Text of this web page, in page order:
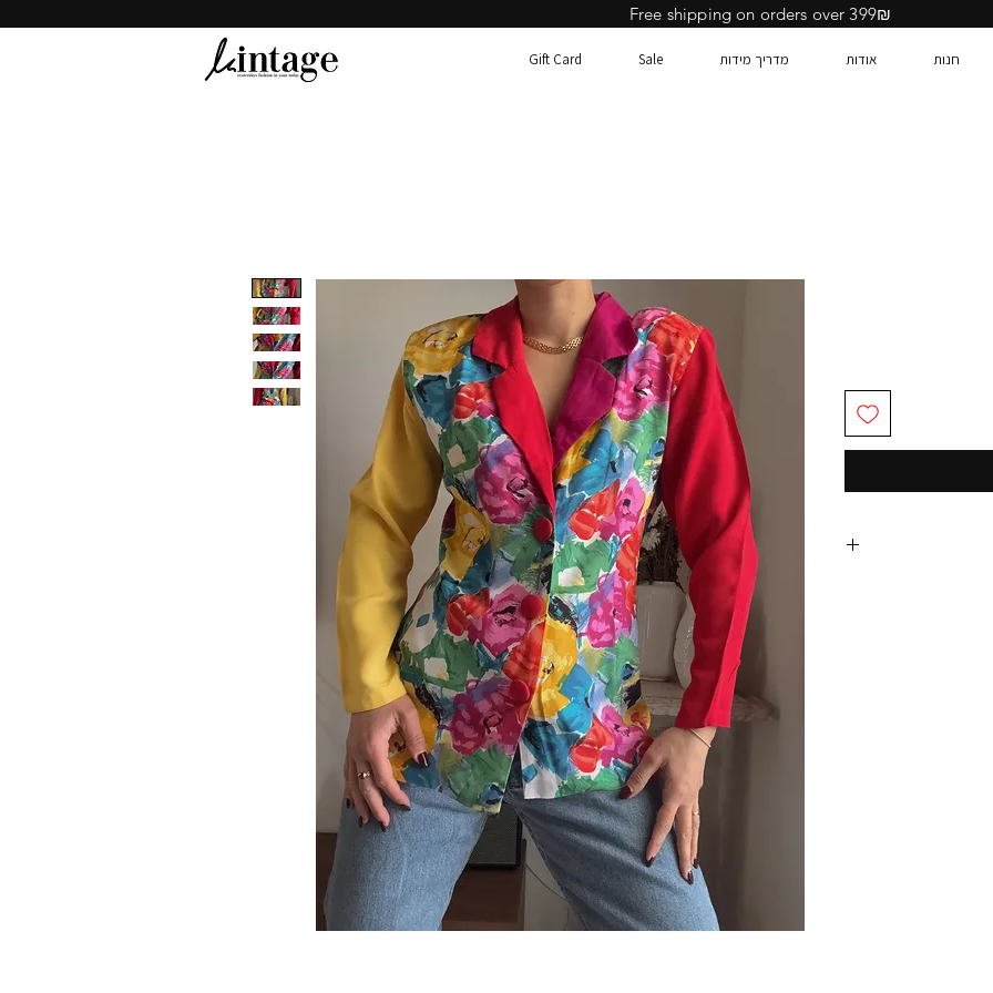
Free shipping on orders over 399₪
חנות אודות מדריך מידות Sale
Gift Card